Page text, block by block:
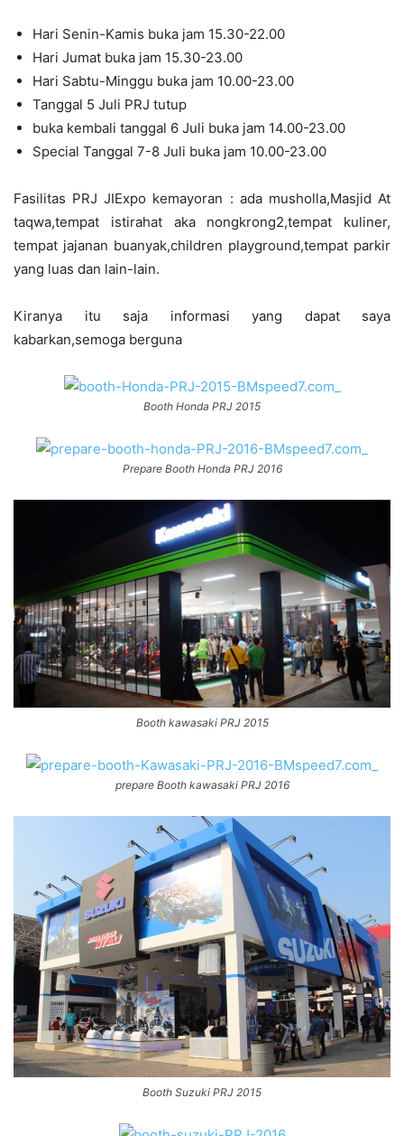
Hari Senin-Kamis buka jam 15.30-22.00
Hari Jumat buka jam 15.30-23.00
Hari Sabtu-Minggu buka jam 10.00-23.00
Tanggal 5 Juli PRJ tutup
buka kembali tanggal 6 Juli buka jam 14.00-23.00
Special Tanggal 7-8 Juli buka jam 10.00-23.00
Fasilitas PRJ JIExpo kemayoran : ada musholla,Masjid At
taqwa,tempat istirahat aka nongkrong2,tempat kuliner,
tempat jajanan buanyak,children playground,tempat parkir
yang luas dan lain-lain.
Kiranya itu saja informasi yang dapat saya
kabarkan,semoga berguna
Booth Honda PRJ 2015
Prepare Booth Honda PRJ 2016
Booth kawasaki PRJ 2015
prepare Booth kawasaki PRJ 2016
Booth Suzuki PRJ 2015